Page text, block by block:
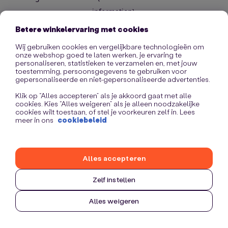
information).
Betere winkelervaring met cookies
Wij gebruiken cookies en vergelijkbare technologieën om
onze webshop goed te laten werken, je ervaring te
personaliseren, statistieken te verzamelen en, met jouw
toestemming, persoonsgegevens te gebruiken voor
gepersonaliseerde en niet-gepersonaliseerde advertenties.
Klik op “Alles accepteren” als je akkoord gaat met alle
cookies. Kies “Alles weigeren” als je alleen noodzakelijke
cookies wilt toestaan, of stel je voorkeuren zelf in. Lees
meer in ons cookiebeleid
Zelf instellen
Alles weigeren
Alles accepteren